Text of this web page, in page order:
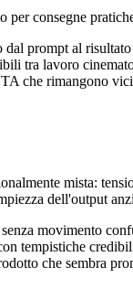
per consegne
dal prompt al
tra lavoro
che rimangono
mista:
dell'output
movimento
tempistiche
che sembra